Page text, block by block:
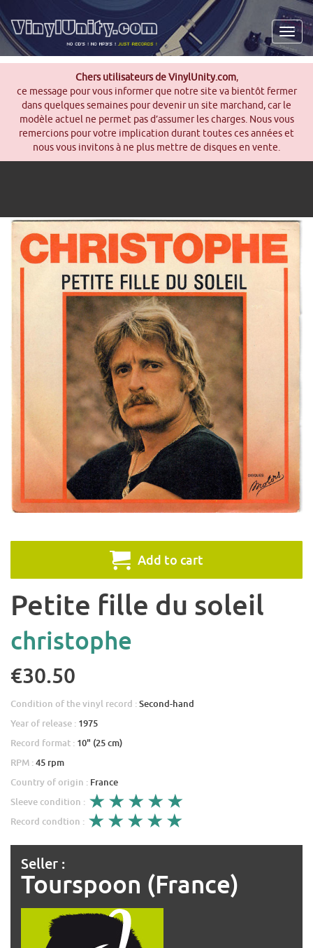
Chers utilisateurs de VinylUnity.com,
ce message pour vous informer que notre site va bientôt fermer
dans quelques semaines pour devenir un site marchand, car le
modèle actuel ne permet pas d’assumer les charges. Nous vous
remercions pour votre implication durant toutes ces années et
nous vous invitons à ne plus mettre de disques en vente.
Add to cart
Petite fille du soleil
christophe
€30.50
Condition of the vinyl record :Second-hand
Year of release : 1975
Record format : 10" (25 cm)
RPM :45 rpm
Country of origin : France
Sleeve condition :
Record condtion :
Seller :
Tourspoon (France)